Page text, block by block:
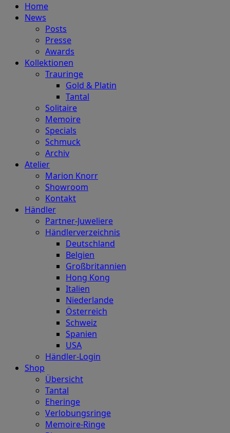
Home
News
Posts
Presse
Awards
Kollektionen
Trauringe
Gold & Platin
Tantal
Solitaire
Memoire
Specials
Schmuck
Archiv
Atelier
Marion Knorr
Showroom
Kontakt
Händler
Partner-Juweliere
Händlerverzeichnis
Deutschland
Belgien
Großbritannien
Hong Kong
Italien
Niederlande
Österreich
Schweiz
Spanien
USA
Händler-Login
Shop
Übersicht
Tantal
Eheringe
Verlobungsringe
Memoire-Ringe